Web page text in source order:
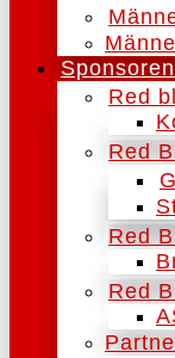
Red
Red
Red
Red